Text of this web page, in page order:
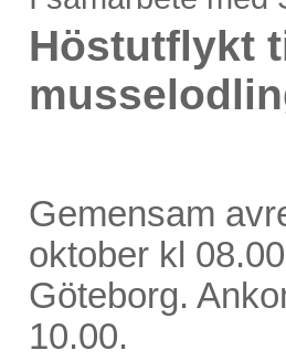
Höstutflykt
Gemensam
oktober kl
Göteborg.
10.00.